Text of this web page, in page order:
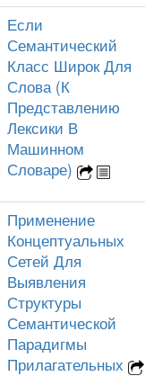
Если
Семантический
Класс Широк Для
Слова (К
Представлению
Лексики В
Машинном
Словаре)
Применение
Концептуальных
Сетей Для
Выявления
Структуры
Семантической
Парадигмы
Прилагательных